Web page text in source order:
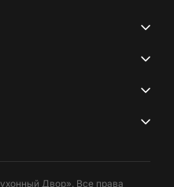
Двор». Все права